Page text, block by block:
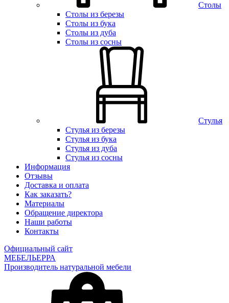
Столы
Столы из березы
Столы из бука
Столы из дуба
Столы из сосны
Стулья
Стулья из березы
Стулья из бука
Стулья из дуба
Стулья из сосны
Информация
Отзывы
Доставка и оплата
Как заказать?
Материалы
Обращение директора
Наши работы
Контакты
Официальный сайт
МЕБЕЛЬЕРРА
Производитель натуральной мебели